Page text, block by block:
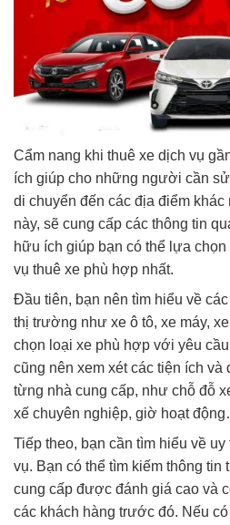
Cẩm nang khi thuê xe dịch vụ
ích giúp cho những người cần
di chuyển đến các địa điểm khác
này, sẽ cung cấp các thông tin
hữu ích giúp bạn có thể lựa
vụ thuê xe phù hợp nhất.
Đầu tiên, bạn nên tìm hiểu về
thị trường như xe ô tô, xe máy,
chọn loại xe phù hợp với yêu
cũng nên xem xét các tiện ích và
từng nhà cung cấp, như chỗ đỗ
xế chuyên nghiệp, giờ hoạt
Tiếp theo, bạn cần tìm hiểu về
vụ. Bạn có thể tìm kiếm thông tin
cung cấp được đánh giá cao và
các khách hàng trước đó. Nếu